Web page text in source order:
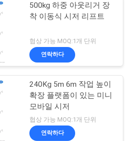
500kg 하중 아웃리거 장
착 이동식 시저 리프트
협상 가능 MOQ:1개 단위
연락하다
240Kg 5m 6m 작업 높이
확장 플랫폼이 있는 미니
모바일 시저
협상 가능 MOQ:1개 단위
연락하다